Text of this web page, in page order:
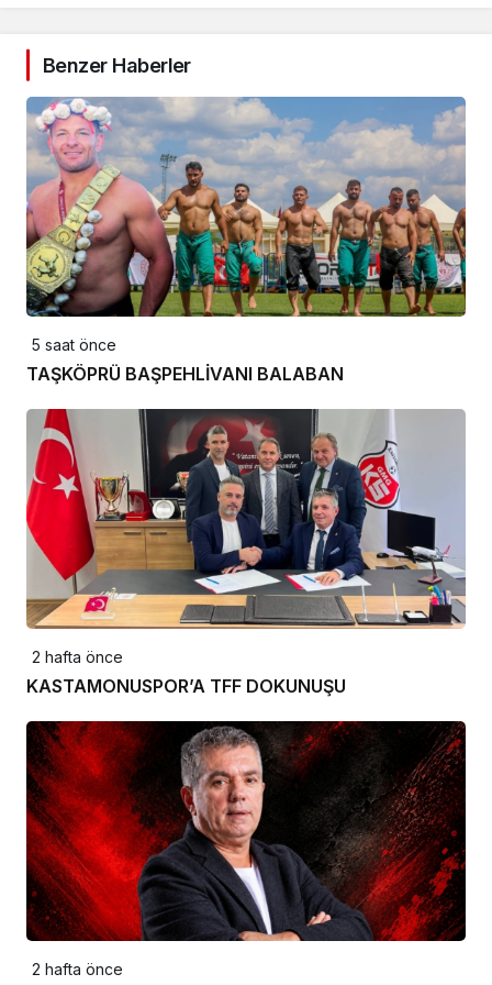
Benzer Haberler
5 saat önce
TAŞKÖPRÜ BAŞPEHLİVANI BALABAN
2 hafta önce
KASTAMONUSPOR’A TFF DOKUNUŞU
2 hafta önce